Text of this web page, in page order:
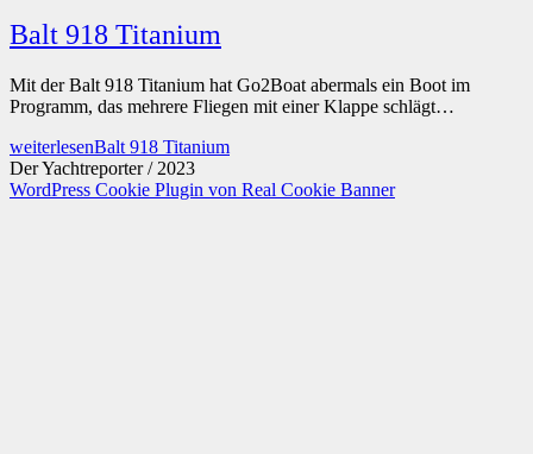
Balt 918 Titanium
Mit der Balt 918 Titanium hat Go2Boat abermals ein Boot im
Programm, das mehrere Fliegen mit einer Klappe schlägt…
weiterlesenBalt 918 Titanium
Der Yachtreporter / 2023
WordPress Cookie Plugin von Real Cookie Banner